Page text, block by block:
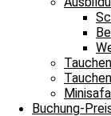
Buchung-
Fast ein
Fast ein Walhai
Weiterlesen »
9. Juni 2022Keine
Impressum